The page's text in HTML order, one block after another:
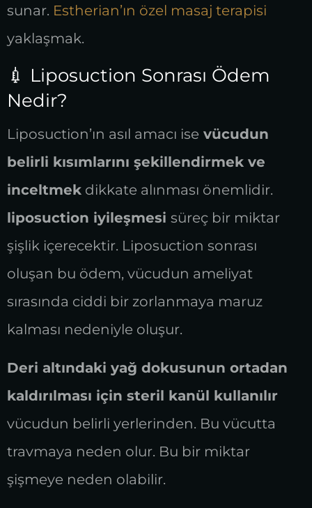
sunar. Estherian’ın özel masaj terapisi
yaklaşmak.
💉 Liposuction Sonrası Ödem
Nedir?
Liposuction’ın asıl amacı ise vücudun
belirli kısımlarını şekillendirmek ve
inceltmek dikkate alınması önemlidir.
liposuction iyileşmesi süreç bir miktar
şişlik içerecektir. Liposuction sonrası
oluşan bu ödem, vücudun ameliyat
sırasında ciddi bir zorlanmaya maruz
kalması nedeniyle oluşur.
Deri altındaki yağ dokusunun ortadan
kaldırılması için steril kanül kullanılır
vücudun belirli yerlerinden. Bu vücutta
travmaya neden olur. Bu bir miktar
şişmeye neden olabilir.